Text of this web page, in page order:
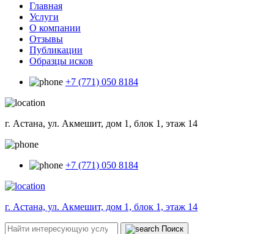
Главная
Услуги
О компании
Отзывы
Публикации
Образцы исков
+7 (771) 050 8184
г. Астана, ул. Акмешит, дом 1, блок 1, этаж 14
+7 (771) 050 8184
г. Астана, ул. Акмешит, дом 1, блок 1, этаж 14
Поиск